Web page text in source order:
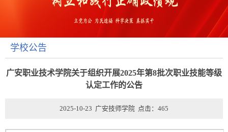
学校公告
广安职业技术学院关于组织开展2025年第8批次职业技能等级
认定工作的公告
2025-10-23 广安技师学院 点击： 465